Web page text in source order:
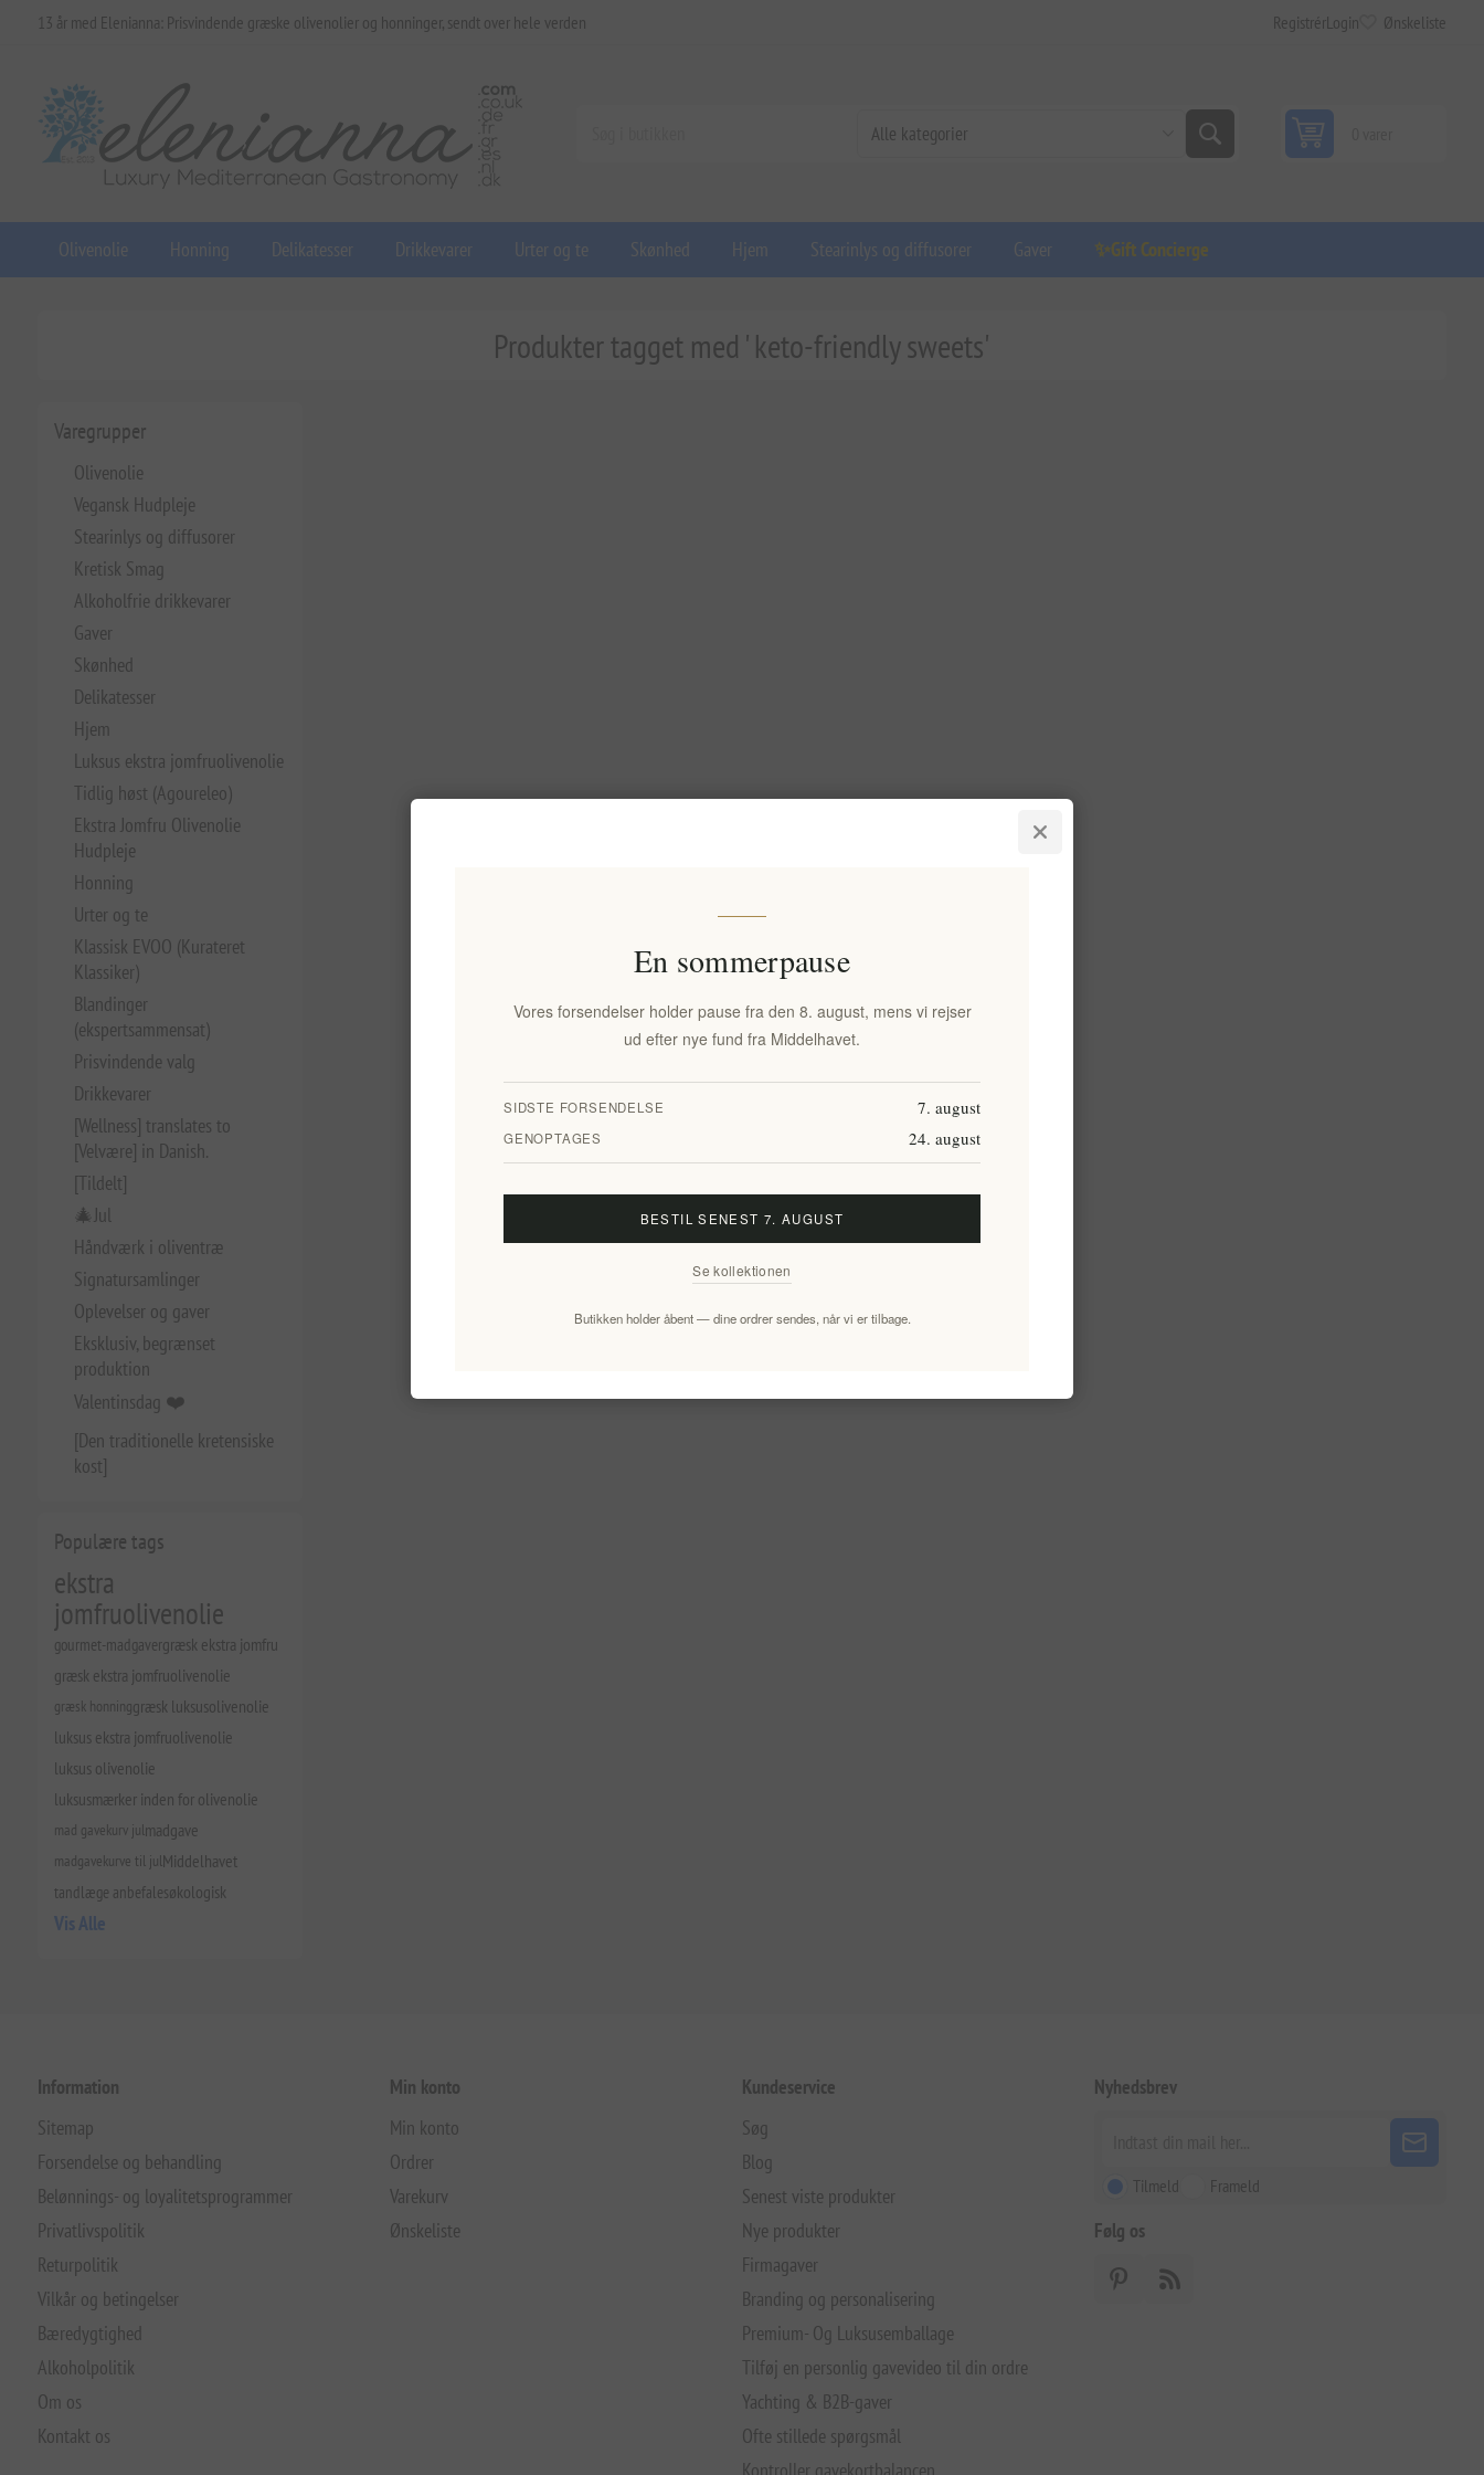
13 år med Elenianna: Prisvindende græske olivenolier og honninger, sendt over hele verden RegistrérLogin Ønskeliste
Olivenolie Honning Delikatesser Drikkevarer Urter og te Skønhed Hjem Stearinlys og diffusorer Gaver ✨Gift Concierge
Varegrupper
Olivenolie
Vegansk Hudpleje
Stearinlys og diffusorer
Kretisk Smag
Alkoholfrie drikkevarer
Gaver
Skønhed
Delikatesser
Hjem
Luksus ekstra jomfruolivenolie
Tidlig høst (Agoureleo)
Ekstra Jomfru Olivenolie
Hudpleje
Honning
Urter og te
Klassisk EVOO (Kurateret
Klassiker)
Blandinger
(ekspertsammensat)
Prisvindende valg
Drikkevarer
[Wellness] translates to
[Velvære] in Danish.
[Tildelt]
🎄Jul
Håndværk i oliventræ
Signatursamlinger
Oplevelser og gaver
Eksklusiv, begrænset
produktion
Valentinsdag ❤️
[Den traditionelle kretensiske
kost]
Populære tags
ekstra
jomfruolivenolie
gourmet-madgavergræsk ekstra jomfru
græsk ekstra jomfruolivenolie
græsk honninggræsk luksusolivenolie
luksus ekstra jomfruolivenolie
luksus olivenolie
luksusmærker inden for olivenolie
mad gavekurv julmadgave
madgavekurve til julMiddelhavet
tandlæge anbefalesøkologisk
Vis Alle
Produkter tagget med ' keto-friendly sweets'
Information
Sitemap
Forsendelse og behandling
Belønnings- og loyalitetsprogrammer
Privatlivspolitik
Returpolitik
Vilkår og betingelser
Bæredygtighed
Alkoholpolitik
Om os
Kontakt os
Min konto
Min konto
Ordrer
Varekurv
Ønskeliste
Kundeservice
Søg
Blog
Senest viste produkter
Nye produkter
Firmagaver
Branding og personalisering
Premium- Og Luksusemballage
Tilføj en personlig gavevideo til din ordre
Yachting & B2B-gaver
Ofte stillede spørgsmål
Kontroller gavekortbalancen
Nyhedsbrev
Tilmeld Frameld
Følg os
En sommerpause
Vores forsendelser holder pause fra den 8. august, mens vi rejser
ud efter nye fund fra Middelhavet.
SIDSTE FORSENDELSE 7. august
GENOPTAGES 24. august
BESTIL SENEST 7. AUGUST
Se kollektionen
Butikken holder åbent — dine ordrer sendes, når vi er tilbage.